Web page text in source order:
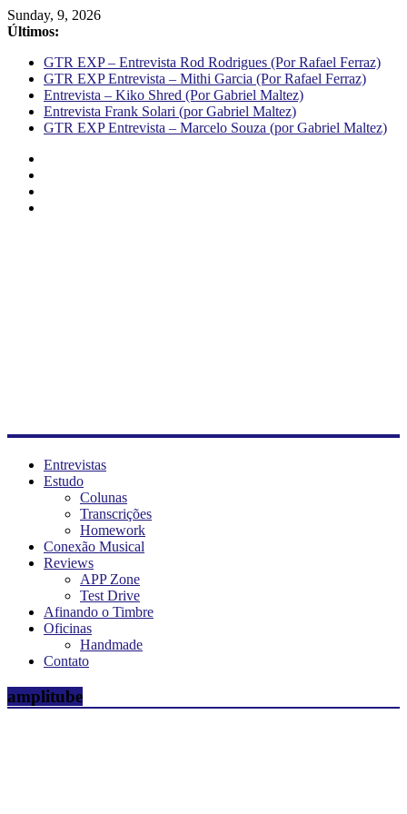
Sunday, 9, 2026
Últimos:
GTR EXP – Entrevista Rod Rodrigues (Por Rafael Ferraz)
GTR EXP Entrevista – Mithi Garcia (Por Rafael Ferraz)
Entrevista – Kiko Shred (Por Gabriel Maltez)
Entrevista Frank Solari (por Gabriel Maltez)
GTR EXP Entrevista – Marcelo Souza (por Gabriel Maltez)
Entrevistas
Estudo
Colunas
Transcrições
Homework
Conexão Musical
Reviews
APP Zone
Test Drive
Afinando o Timbre
Oficinas
Handmade
Contato
amplitube